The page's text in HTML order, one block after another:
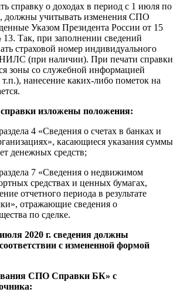
справку о доходах в период с 1 июля по
должны учитывать изменения СПО
Указом Президента России от 15
Так, при заполнении сведений
страховой номер индивидуального
(при наличии). При печати справки
зоны со служебной информацией
нанесение каких-либо пометок на
изложены положения:
4 «Сведения о счетах в банках и
касающиеся указания суммы
денежных средств;
7 «Сведения о недвижимом
средствах и ценных бумагах,
отчетного периода в результате
отражающие сведения о
по сделке.
2020 г. сведения должны
с измененной формой
СПО Справки БК» с